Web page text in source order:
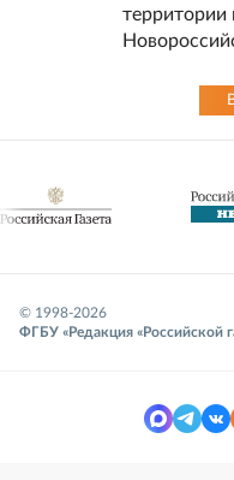
территории
© 1998-2026
ФГБУ «Редакция «Российской